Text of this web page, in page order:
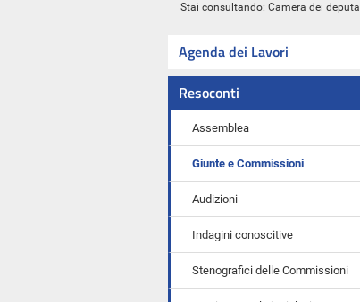
Stai consultando: Camera dei
Agenda dei Lavori
Resoconti
Assemblea
Giunte e Commissioni
Audizioni
Indagini conoscitive
Stenografici delle Commissioni